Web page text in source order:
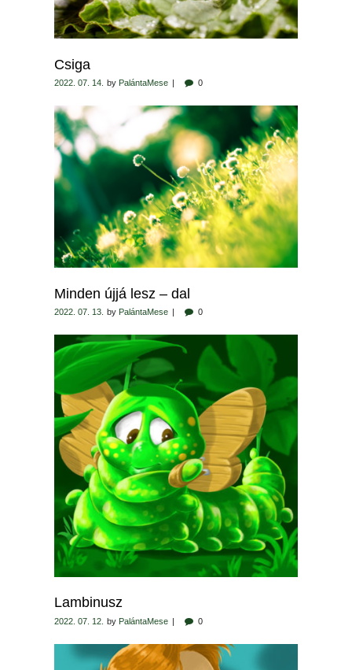
Csiga
2022. 07. 14. by PalántaMese 0
Minden újjá lesz – dal
2022. 07. 13. by PalántaMese 0
Lambinusz
2022. 07. 12. by PalántaMese 0